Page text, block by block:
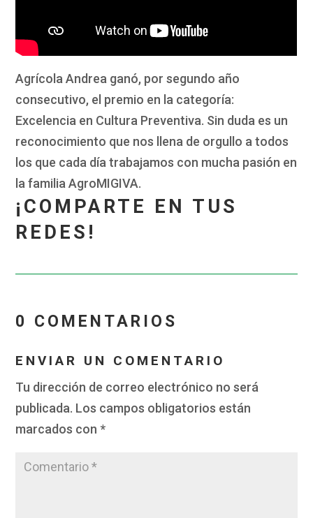
Agrícola Andrea ganó, por segundo año
consecutivo, el premio en la categoría:
Excelencia en Cultura Preventiva. Sin duda es un
reconocimiento que nos llena de orgullo a todos
los que cada día trabajamos con mucha pasión en
la familia AgroMIGIVA.
¡COMPARTE EN TUS
REDES!
0 COMENTARIOS
ENVIAR UN COMENTARIO
Tu dirección de correo electrónico no será
publicada. Los campos obligatorios están
marcados con *